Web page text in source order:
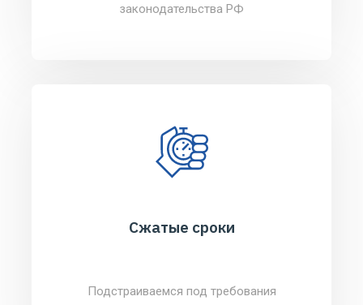
законодательства РФ
Сжатые сроки
Подстраиваемся под требования